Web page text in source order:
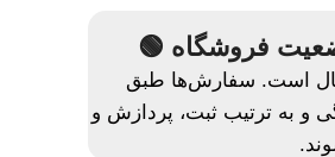
فروشگاه 🟢
است. سفارش‌ها طبق
و به ترتیب ثبت، پردازش و